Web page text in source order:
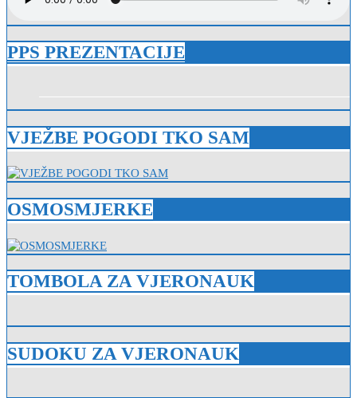
PPS PREZENTACIJE
VJEŽBE POGODI TKO SAM
OSMOSMJERKE
TOMBOLA ZA VJERONAUK
SUDOKU ZA VJERONAUK